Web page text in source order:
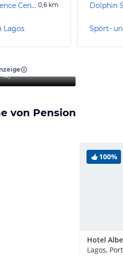
Lagos Ciência Viva Science Centre 0,6 km
Lagos
Dolphin
Sport-
45)
von Pension
100%
Lagos,